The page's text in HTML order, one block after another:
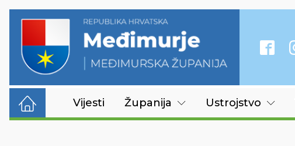
Vijesti Županija Ustrojstvo